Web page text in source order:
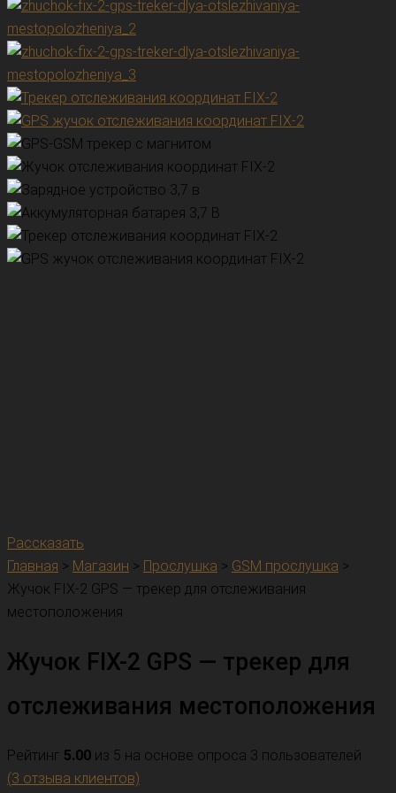
Рассказать
Главная > Магазин > Прослушка > GSM прослушка >
Жучок FIX-2 GPS — трекер для отслеживания
местоположения
Жучок FIX-2 GPS — трекер для
отслеживания местоположения
Рейтинг 5.00 из 5 на основе опроса 3 пользователей
(3 отзыва клиентов)